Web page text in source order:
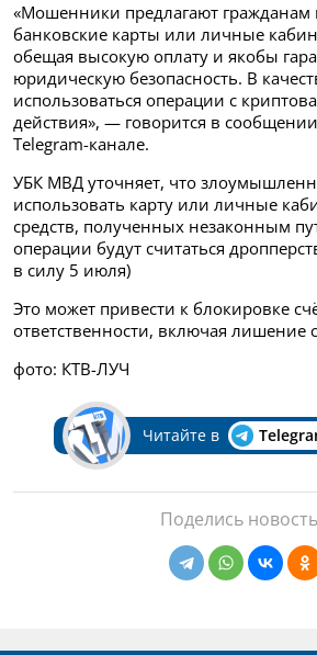
«Мошенники предлагают гражданам
банковские карты или личные
обещая высокую оплату и якобы
юридическую безопасность. В
использоваться операции с
действия», — говорится в
Telegram-канале.
УБК МВД уточняет, что
использовать карту или личные
средств, полученных незаконным
операции будут считаться
в силу 5 июля)
Это может привести к блокировке
ответственности, включая лишение
фото: КТВ-ЛУЧ
Читайте в
Поделись